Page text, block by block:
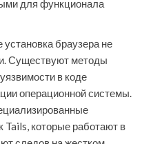
для функционала
браузера не
Существуют методы
в коде
операционной системы.
Tails, которые работают в